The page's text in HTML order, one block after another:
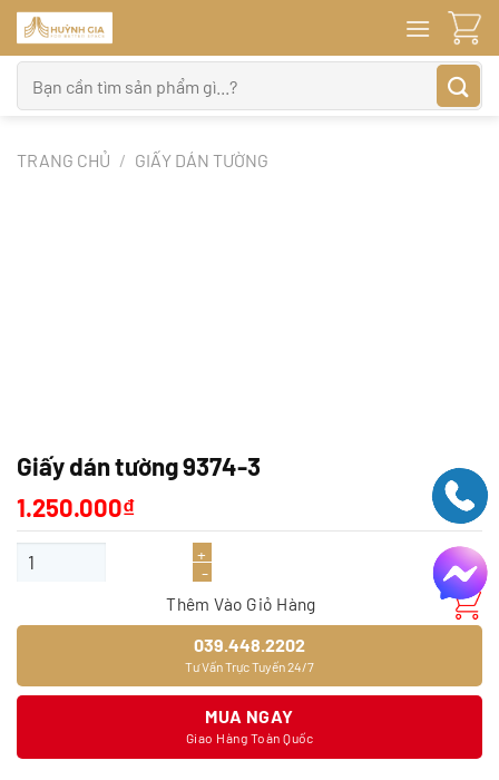
Bỏ
qua
nội
dung
kiếm:
TRANG CHỦ / GIẤY DÁN TƯỜNG
Giấy dán tường 9374-3
1.250.000₫
Giấy dán tường 9374-3 số lượng
Thêm Vào Giỏ Hàng
039.448.2202
Tư Vấn Trực Tuyến 24/7
MUA NGAY
Giao Hàng Toàn Quốc